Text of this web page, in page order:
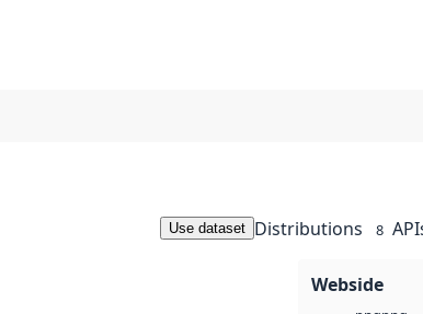
Use dataset Distributions 8
Webside